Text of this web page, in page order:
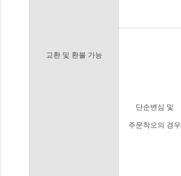
교환 및 환불 가능
단순변심 및
주문착오의 경우